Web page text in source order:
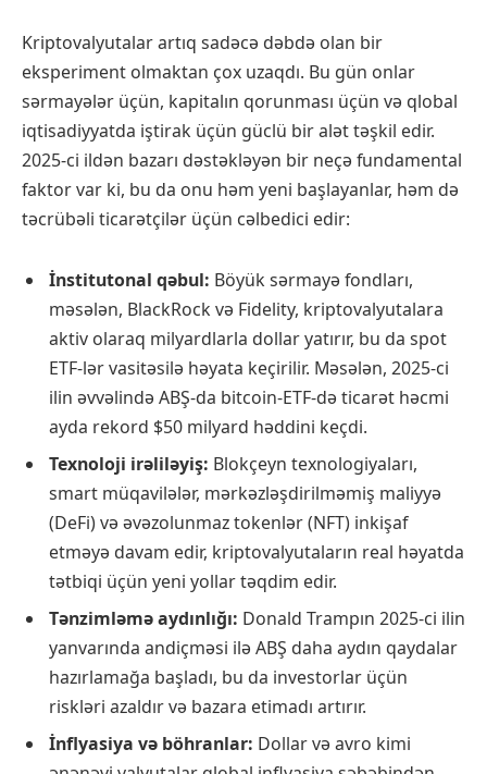
Kriptovalyutalar artıq sadəcə dəbdə olan bir
eksperiment olmaktan çox uzaqdı. Bu gün onlar
sərmayələr üçün, kapitalın qorunması üçün və qlobal
iqtisadiyyatda iştirak üçün güclü bir alət təşkil edir.
2025-ci ildən bazarı dəstəkləyən bir neçə fundamental
faktor var ki, bu da onu həm yeni başlayanlar, həm də
təcrübəli ticarətçilər üçün cəlbedici edir:
İnstitutonal qəbul: Böyük sərmayə fondları,
məsələn, BlackRock və Fidelity, kriptovalyutalara
aktiv olaraq milyardlarla dollar yatırır, bu da spot
ETF-lər vasitəsilə həyata keçirilir. Məsələn, 2025-ci
ilin əvvəlində ABŞ-da bitcoin-ETF-də ticarət həcmi
ayda rekord $50 milyard həddini keçdi.
Texnoloji irəliləyiş: Blokçeyn texnologiyaları,
smart müqavilələr, mərkəzləşdirilməmiş maliyyə
(DeFi) və əvəzolunmaz tokenlər (NFT) inkişaf
etməyə davam edir, kriptovalyutaların real həyatda
tətbiqi üçün yeni yollar təqdim edir.
Tənzimləmə aydınlığı: Donald Trampın 2025-ci ilin
yanvarında andiçməsi ilə ABŞ daha aydın qaydalar
hazırlamağa başladı, bu da investorlar üçün
riskləri azaldır və bazara etimadı artırır.
İnflyasiya və böhranlar: Dollar və avro kimi